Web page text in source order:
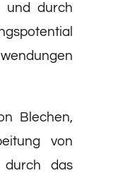
und durch
Blechen,
von
durch das